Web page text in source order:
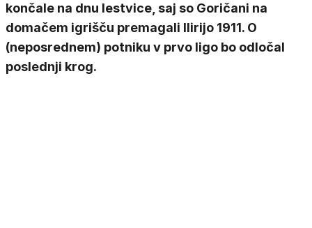
končale na dnu lestvice, saj so Goričani na
domačem igrišču premagali Ilirijo 1911. O
(neposrednem) potniku v prvo ligo bo odločal
poslednji krog.